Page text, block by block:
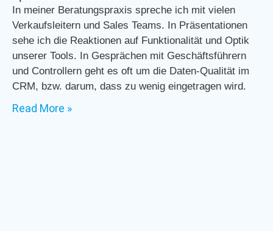
In meiner Beratungspraxis spreche ich mit vielen
Verkaufsleitern und Sales Teams. In Präsentationen
sehe ich die Reaktionen auf Funktionalität und Optik
unserer Tools. In Gesprächen mit Geschäftsführern
und Controllern geht es oft um die Daten-Qualität im
CRM, bzw. darum, dass zu wenig eingetragen wird.
Read More »